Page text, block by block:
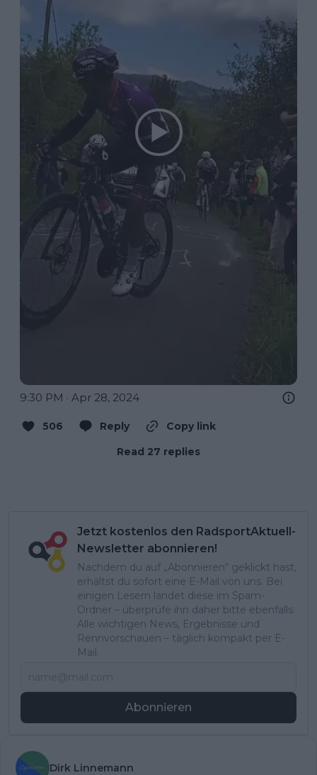
9:30 PM · Apr 28, 2024
506 Reply
Copy link
Read 27 replies
Jetzt kostenlos den RadsportAktuell-
Newsletter abonnieren!
Nachdem du auf „Abonnieren“ geklickt hast,
erhältst du sofort eine E-Mail von uns. Bei
einigen Lesern landet diese im Spam-
Ordner – überprüfe ihn daher bitte ebenfalls.
Alle wichtigen News, Ergebnisse und
Rennvorschauen – täglich kompakt per E-
Mail.
Abonnieren
Dirk Linnemann